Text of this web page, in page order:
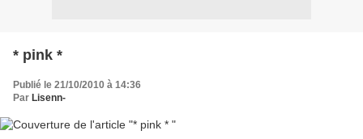
* pink *
Publié le 21/10/2010 à 14:36
Par Lisenn-